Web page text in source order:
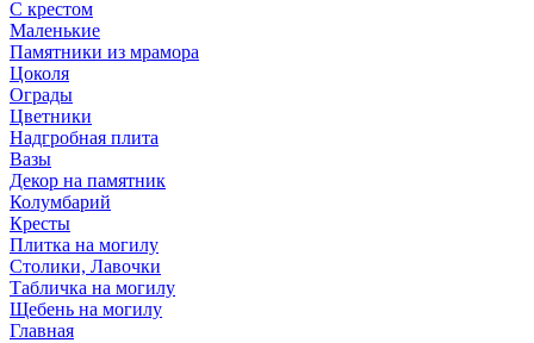
С крестом
Маленькие
Памятники из мрамора
Цоколя
Ограды
Цветники
Надгробная плита
Вазы
Декор на памятник
Колумбарий
Кресты
Плитка на могилу
Столики, Лавочки
Табличка на могилу
Щебень на могилу
Главная